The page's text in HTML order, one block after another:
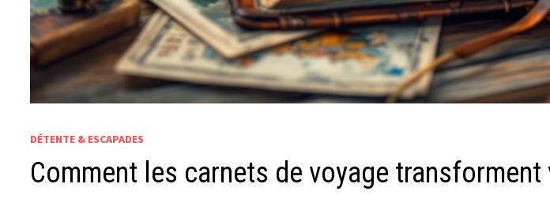
DÉTENTE & ESCAPADES
Comment les carnets de voyage